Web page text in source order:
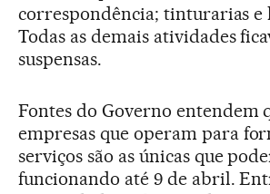
correspondência; tinturarias e
Todas as demais atividades
suspensas.
Fontes do Governo entendem
empresas que operam para
serviços são as únicas que
funcionando até 9 de abril.